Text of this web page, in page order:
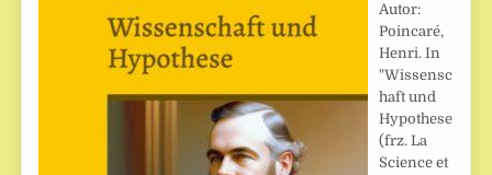
Autor:
Poincaré,
Henri. In
"Wissensc
haft und
Hypothese
(frz. La
Science et